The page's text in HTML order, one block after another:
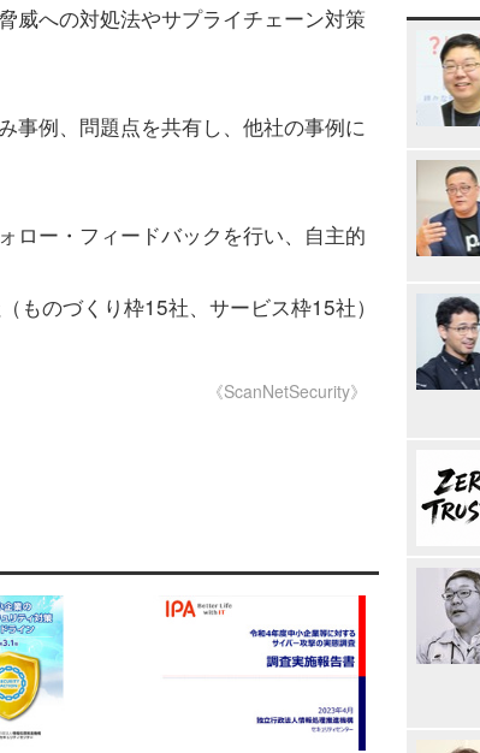
威への対処法やサプライチェーン対策
事例、問題点を共有し、他社の事例に
ロー・フィードバックを行い、自主的
のづくり枠15社、サービス枠15社）
《ScanNetSecurity》